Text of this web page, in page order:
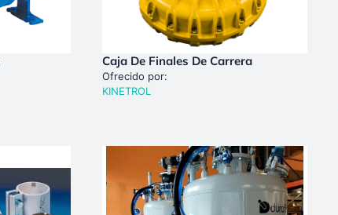
Caja De Finales De Carrera
Ofrecido por:
KINETROL